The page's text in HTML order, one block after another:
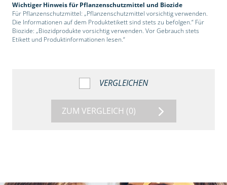
Wichtiger Hinweis für Pflanzenschutzmittel und Biozide
Für Pflanzenschutzmittel: „Pflanzenschutzmittel vorsichtig verwenden.
Die Informationen auf dem Produktetikett sind stets zu befolgen.“ Für
Biozide: „Biozidprodukte vorsichtig verwenden. Vor Gebrauch stets
Etikett und Produktinformationen lesen.“
VERGLEICHEN
ZUM VERGLEICH (0)